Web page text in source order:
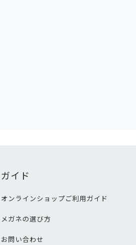
ガイド
オンラインショップご利用ガイド
メガネの選び方
お問い合わせ